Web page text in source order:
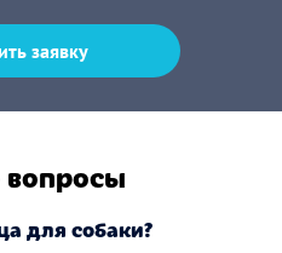
заявку
для собаки?